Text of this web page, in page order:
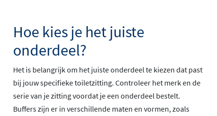
Hoe kies je het juiste
onderdeel?
Het is belangrijk om het juiste onderdeel te kiezen dat past
bij jouw specifieke toiletzitting. Controleer het merk en de
serie van je zitting voordat je een onderdeel bestelt.
Buffers zijn er in verschillende maten en vormen, zoals